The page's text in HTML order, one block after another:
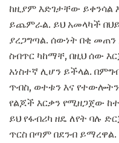
ከዚያም እድገታቸው ይቀንሳል
ይጨምራል. ይህ አመላካች
ያረጋግጣል. ሰውነት በቂ መጠን
ስብጥር ካከማቸ, በዚህ ሰው
አነስተኛ ሊሆን ይችላል.
ጥብስ, ወተቱን እና
የልጆች እርቃን የሚዘጋጀው
ይህ የፋብሪካ ዘዴ ለየት ባሉ
ጥርስ በጣም በደንብ